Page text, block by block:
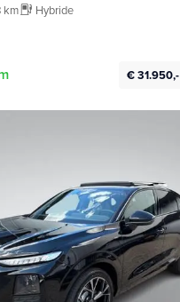
km Hybride
€ 31.950,-